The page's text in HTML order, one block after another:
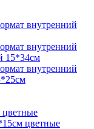
внутренний
внутренний
15*34см
внутренний
цветные
цветные